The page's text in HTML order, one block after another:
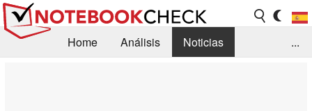
Home Análisis
Noticias
...